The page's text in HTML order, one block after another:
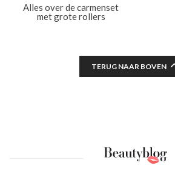
Alles over de carmenset
met grote rollers
TERUG NAAR BOVEN